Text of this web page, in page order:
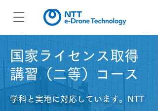
国家ライセンス取得
講習（二等）コース
学科と実地に対応しています。NTT